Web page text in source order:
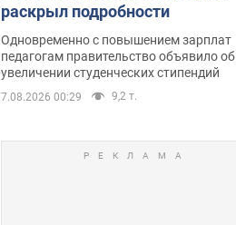
раскрыл подробности
Одновременно с повышением зарплат
педагогам правительство объявило об
увеличении студенческих стипендий
7.08.2026 00:29 9,2 т.